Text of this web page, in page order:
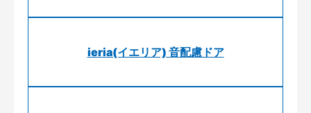
ieria(イエリア) 音配慮ドア